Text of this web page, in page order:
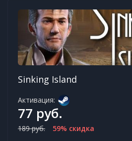
Sinking Island
Активация:
77 руб.
189 руб. 59% скидка